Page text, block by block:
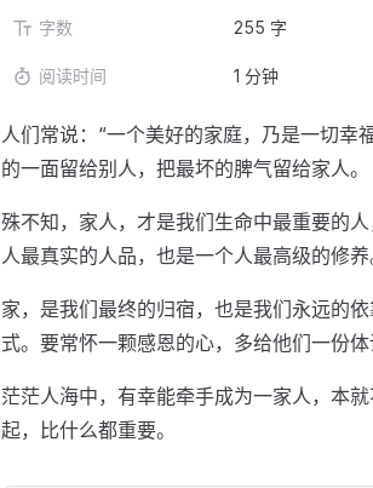
字数 255 字
阅读时间 1 分钟
人们常说：“一个美好的家庭，乃是一切幸
的一面留给别人，把最坏的脾气留给家人。
殊不知，家人，才是我们生命中最重要的
人最真实的人品，也是一个人最高级的修养
家，是我们最终的归宿，也是我们永远的
式。要常怀一颗感恩的心，多给他们一份体
茫茫人海中，有幸能牵手成为一家人，本
起，比什么都重要。